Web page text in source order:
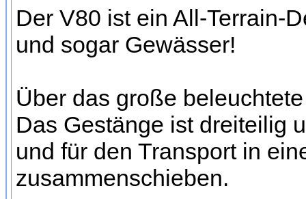
Der V80 ist ein All-Terrain-
und sogar Gewässer!
Über das große
Das Gestänge ist dreiteilig
und für den Transport in
zusammenschieben.